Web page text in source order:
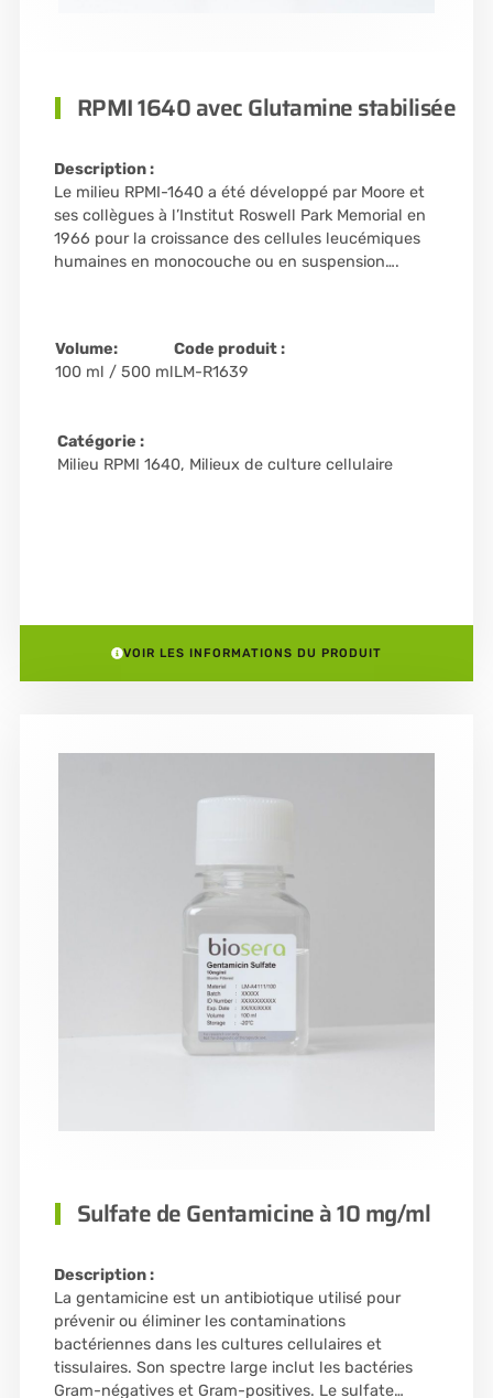
RPMI 1640 avec Glutamine stabilisée
Description :
Le milieu RPMI-1640 a été développé par Moore et
ses collègues à l’Institut Roswell Park Memorial en
1966 pour la croissance des cellules leucémiques
humaines en monocouche ou en suspension….
Volume:
100 ml / 500 ml
Code produit :
LM-R1639
Catégorie :
Milieu RPMI 1640, Milieux de culture cellulaire
VOIR LES INFORMATIONS DU PRODUIT
Sulfate de Gentamicine à 10 mg/ml
Description :
La gentamicine est un antibiotique utilisé pour
prévenir ou éliminer les contaminations
bactériennes dans les cultures cellulaires et
tissulaires. Son spectre large inclut les bactéries
Gram-négatives et Gram-positives. Le sulfate…